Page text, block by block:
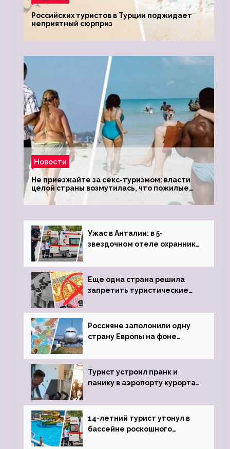
Российских туристов в Турции поджидает
неприятный сюрприз
Новости
Не приезжайте за секс-туризмом: власти
целой страны возмутилась, что пожилые
туристки массово едут к ним, чтобы
обзавестись молодыми любовниками
Ужас в Анталии: в 5-
звездочном отеле охранник
пистолета
Еще одна страна решила
запретить туристические
Россияне заполонили одну
страну Европы на фоне
виз
Турист устроил пранк и
панику в аэропорту курорта,
задержке рейса
14-летний турист утонул в
бассейне роскошного